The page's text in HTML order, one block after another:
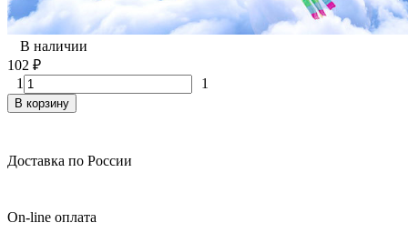
В наличии
102 ₽
1
1
В корзину
Доставка по России
On-line оплата